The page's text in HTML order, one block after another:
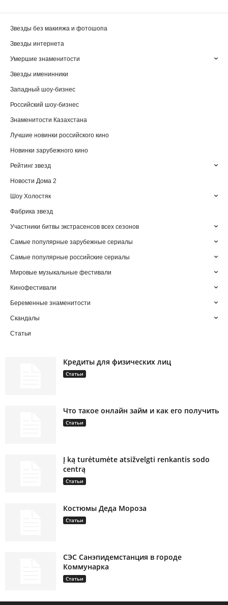
Звезды без макияжа и фотошопа
Звезды интернета
Умершие знаменитости
Звезды именинники
Западный шоу-бизнес
Российский шоу-бизнес
Знаменитости Казахстана
Лучшие новинки российского кино
Новинки зарубежного кино
Рейтинг звезд
Новости Дома 2
Шоу Холостяк
Фабрика звезд
Участники битвы экстрасенсов всех сезонов
Самые популярные зарубежные сериалы
Самые популярные российские сериалы
Мировые музыкальные фестивали
Кинофестивали
Беременные знаменитости
Скандалы
Статьи
Кредиты для физических лиц
Статьи
Что такое онлайн займ и как его получить
Статьи
Į ką turėtumėte atsižvelgti renkantis sodo
centrą
Статьи
Костюмы Деда Мороза
Статьи
СЭС Санэпидемстанция в городе
Коммунарка
Статьи